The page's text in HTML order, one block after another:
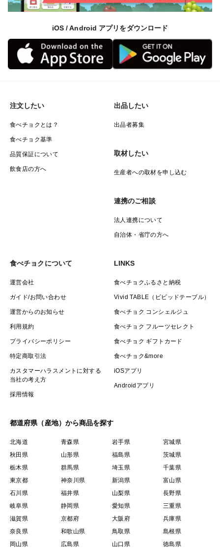
iOS / Android アプリをダウンロード
注文したい
食べチョクとは？
食べチョク基準
品質保証について
飲食店の方へ
出品したい
出品者募集
取材したい
生産者への取材を申し込む
連携のご相談
法人連携について
自治体・省庁の方へ
食べチョクについて
運営会社
ガイド/お問い合わせ
運営からのお知らせ
利用規約
プライバシーポリシー
特定商取引法
カスタマーハラスメントに対する
当社の考え方
採用情報
LINKS
食べチョクふるさと納税
Vivid TABLE（ビビッドテーブル）
食べチョク コンシェルジュ
食べチョク フルーツセレクト
食べチョク ギフトカード
食べチョク&more
iOSアプリ
Androidアプリ
都道府県（産地）から商品を探す
北海道 青森県 岩手県
宮城県
秋田県
山形県 福島県
茨城県
栃木県
群馬県 埼玉県
千葉県
東京都
神奈川県 新潟県
富山県
石川県
福井県 山梨県
長野県
岐阜県
静岡県 愛知県
三重県
滋賀県
京都府 大阪府
兵庫県
奈良県
和歌山県 鳥取県
島根県
岡山県
広島県 山口県 徳島県